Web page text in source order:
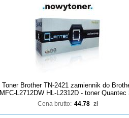
Toner Brother TN-2421 zamiennik do
MFC-L2712DW HL-L2312D - toner Quantec
Cena brutto: 44.78 zł